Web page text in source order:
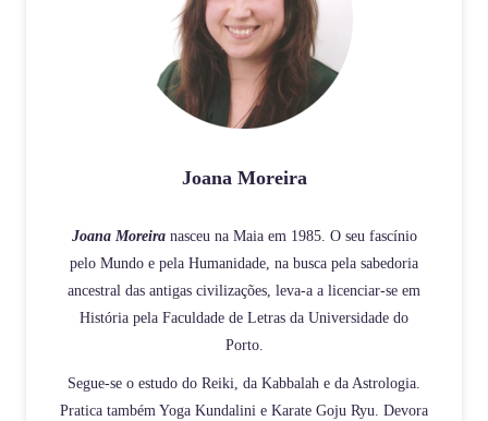
Joana Moreira
Joana Moreiranasceu na Maia em 1985. O seu fascínio
pelo Mundo e pela Humanidade, na busca pela sabedoria
ancestral das antigas civilizações, leva-a a licenciar-se em
História pela Faculdade de Letras da Universidade do
Porto.
Segue-se o estudo do Reiki, da Kabbalah e da Astrologia.
Pratica também Yoga Kundalini e Karate Goju Ryu. Devora